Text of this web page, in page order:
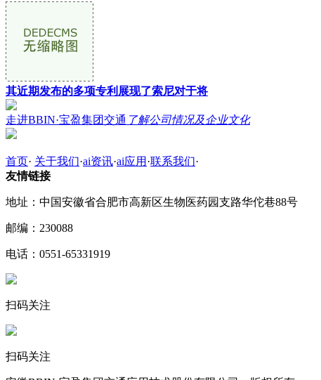
其近期发布的多项专利展现了索尼对于将
走进BBIN·宝盈集团交通 了解公司情况及企业文化
首页· 关于我们·ai资讯·ai应用 ·联系我们·
友情链接
地址：中国安徽省合肥市高新区生物医药园支路华佗巷88号
邮编：230088
电话：0551-65331919
扫码关注
扫码关注